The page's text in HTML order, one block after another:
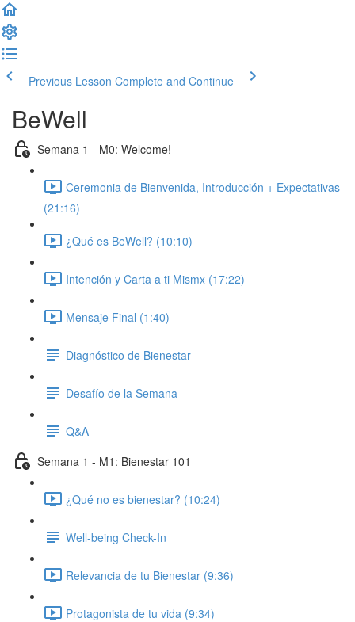
Previous Lesson Complete and Continue
BeWell
Semana 1 - M0: Welcome!
Ceremonia de Bienvenida, Introducción + Expectativas
(21:16)
¿Qué es BeWell? (10:10)
Intención y Carta a ti Mismx (17:22)
Mensaje Final (1:40)
Diagnóstico de Bienestar
Desafío de la Semana
Q&A
Semana 1 - M1: Bienestar 101
¿Qué no es bienestar? (10:24)
Well-being Check-In
Relevancia de tu Bienestar (9:36)
Protagonista de tu vida (9:34)